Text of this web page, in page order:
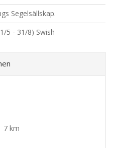
Segelsällskap.
5 - 31/8) Swish
7 km